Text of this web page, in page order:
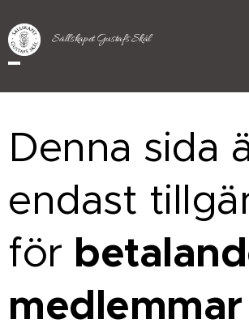
Sällskapet Gustafs Skål
Denna sida
endast
för
medlemmar